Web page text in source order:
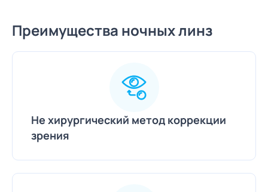
Преимущества ночных линз
Не хирургический метод коррекции
зрения